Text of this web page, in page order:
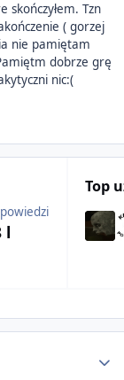
Tzn
( gorzej
nie pamiętam
dobrze grę
nic:(
l
Top